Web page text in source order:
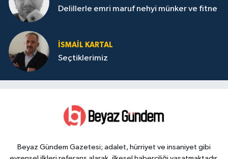
Delillerle emri maruf nehyi münker ve fitne
İSMAIL KARTAL
Seçtiklerimiz
Beyaz Gündem Gazetesi; adalet, hürriyet ve insaniyet gibi